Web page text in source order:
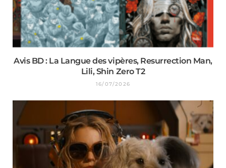
Avis BD : La Langue des vipères, Resurrection Man,
Lili, Shin Zero T2
16/07/2026